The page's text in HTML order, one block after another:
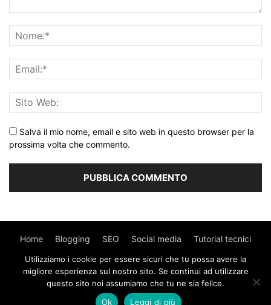
Salva il mio nome, email e sito web in questo browser per la
prossima volta che commento.
Home Blogging SEO Social media Tutorial tecnici
WordPress Contatti
© Copyright 2017 - MyWebIsland. Privacy Policy
Utilizziamo i cookie per essere sicuri che tu possa avere la
migliore esperienza sul nostro sito. Se continui ad utilizzare
questo sito noi assumiamo che tu ne sia felice.
Ok
Leggi di più